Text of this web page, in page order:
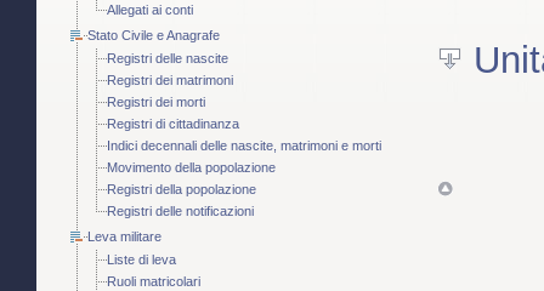
Allegati ai conti
Stato Civile e Anagrafe
Registri delle nascite
Registri dei matrimoni
Registri dei morti
Registri di cittadinanza
Indici decennali delle nascite, matrimoni e morti
Movimento della popolazione
Registri della popolazione
Registri delle notificazioni
Leva militare
Liste di leva
Ruoli matricolari